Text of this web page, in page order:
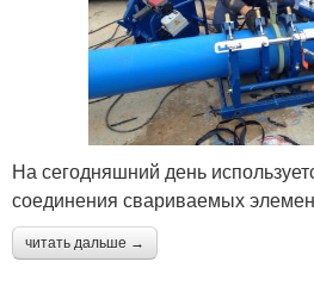
На сегодняшний день
соединения свариваемых
читать дальше →